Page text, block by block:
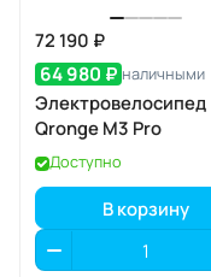
72 190 ₽
64 980 ₽ наличными
Электровелосипед
Qronge M3 Pro
Доступно
В корзину